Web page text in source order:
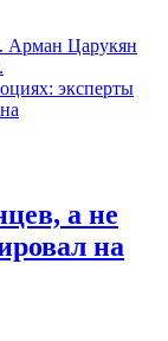
Арман Царукян
эксперты
а не
на